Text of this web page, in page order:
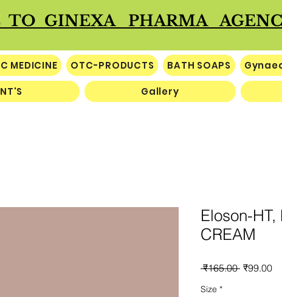
TO GINEXA PHARMA
MEDICINE OTC-PRODUCTS BATH SOAPS
Gallery
Eloson-HT,
CREAM
₹165.00 नियमित
₹99.00
Size *